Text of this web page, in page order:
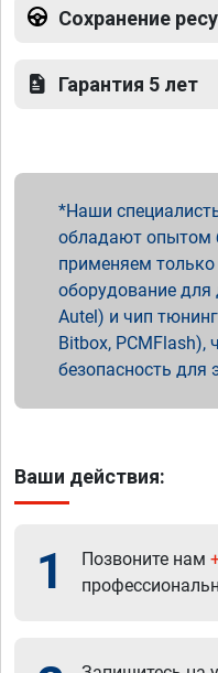
Сохранение
Гарантия 5 лет
Наши
обладают опытом
применяем только
оборудование для
Autel) и чип
Bitbox, PCMFlash),
безопасность для
Ваши действия:
1 Позвоните нам